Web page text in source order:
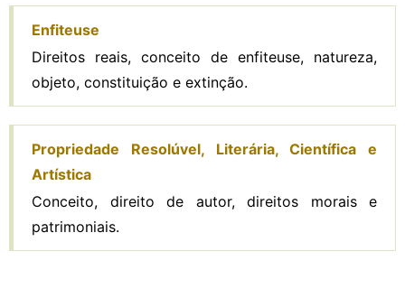
Enfiteuse
Direitos reais, conceito de enfiteuse, natureza,
objeto, constituição e extinção.
Propriedade Resolúvel, Literária, Científica e
Artística
Conceito, direito de autor, direitos morais e
patrimoniais.